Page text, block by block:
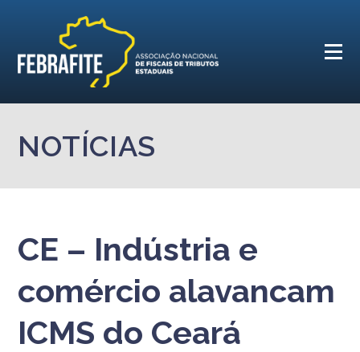
NOTÍCIAS
CE – Indústria e
comércio alavancam
ICMS do Ceará